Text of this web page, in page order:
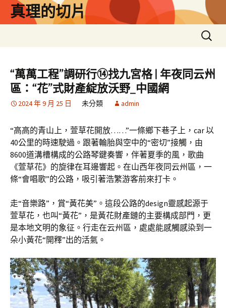
真理的切片
搜
尋
鍵
字:
“萬萬工程”調研行⑭找九宮格 | 年夜同云州
區：“花”式財產綻放沃野_中國網
2024 年 9 月 25 日 未分類 admin
“高高的青山上，萱草花開放……”一條鄉下巷子上，car 以
40公里的時速駛過。跟著輪胎與空中的“密切”接觸，由
8600道溝槽構成的公路琴鍵奏響，伴著夏季的風，歌曲
《萱草花》的旋律在耳邊響起。在山西年夜同云州區，一
條“會唱歌”的公路，吸引著浩繁游客前來打卡。
走“音樂路”，賞“黃花美”。這段公路的design靈感起源于
萱草花，也叫“黃花”，是黃花財產鏈的主要構成部門，更
是本地文明的象征。行走在云州區，處處能感觸感染到一
朵小黃花“開釋”出的活氣。